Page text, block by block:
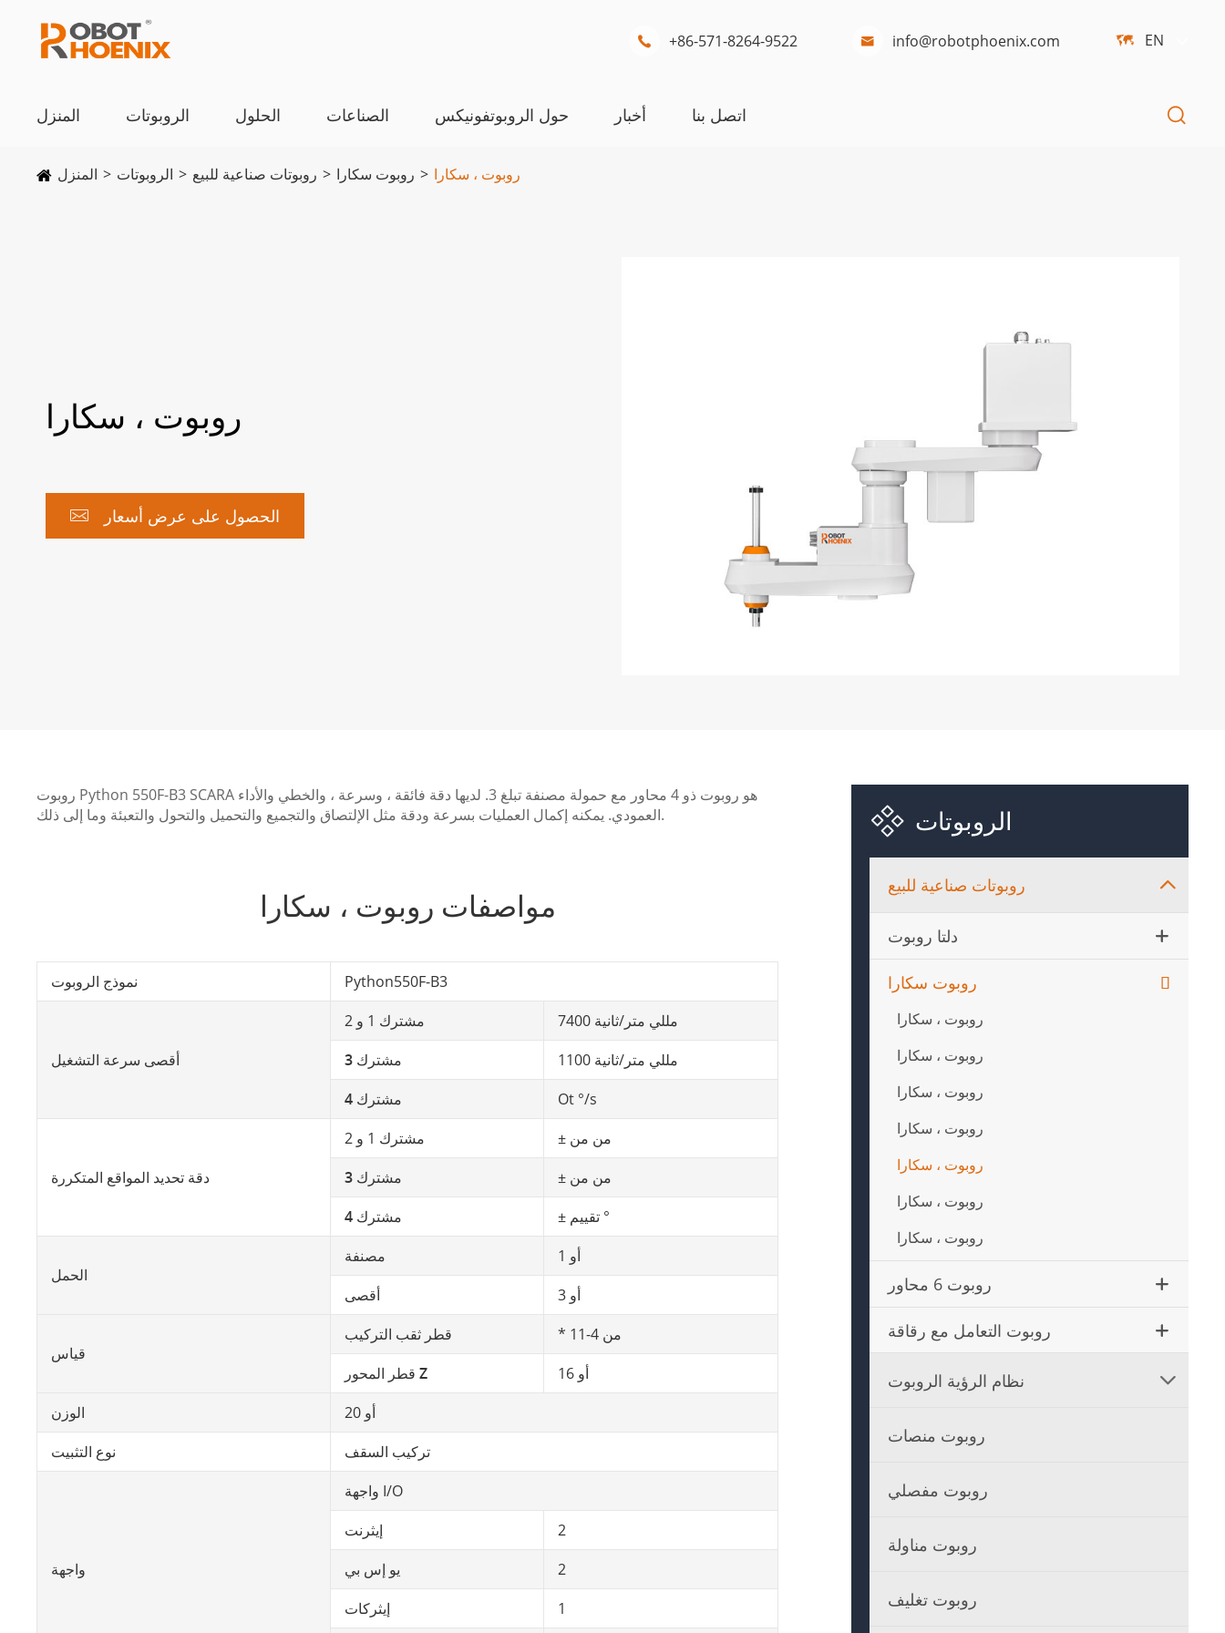
 +86-571-8264-9522  info@robotphoenix.com  EN
المنزل الروبوتات الحلول الصناعات حول الروبوتفونيكس أخبار اتصل بنا 
المنزل الروبوتات روبوتات صناعية للبيع روبوت سكارا روبوت ، سكارا
روبوت ، سكارا
 الحصول على عرض أسعار
روبوت Python 550F-B3 SCARA هو روبوت ذو 4 محاور مع حمولة مصنفة تبلغ 3. لديها دقة فائقة ، وسرعة ، والخطي والأداء
العمودي. يمكنه إكمال العمليات بسرعة ودقة مثل الإلتصاق والتجميع والتحميل والتحول والتعبئة وما إلى ذلك.
مواصفات روبوت ، سكارا
نموذج الروبوت Python550F-B3
أقصى سرعة التشغيل
مشترك 1 و 2
7400 مللي متر/ثانية
مشترك 3
1100 مللي متر/ثانية
مشترك 4
Ot °/s
دقة تحديد المواقع المتكررة
مشترك 1 و 2
± من من
مشترك 3
± من من
مشترك 4
± تقييم °
الحمل
مصنفة
1 أو
أقصى
3 أو
قياس
قطر ثقب التركيب
* من 4-11
قطر المحور Z
16 أو
الوزن
20 أو
نوع التثبيت
تركيب السقف
واجهة
واجهة I/O
إيثرنت
2
يو إس بي
2
إيثركات
1
 الروبوتات
روبوتات صناعية للبيع 
دلتا روبوت
روبوت سكارا
روبوت ، سكارا
روبوت ، سكارا
روبوت ، سكارا
روبوت ، سكارا
روبوت ، سكارا
روبوت ، سكارا
روبوت ، سكارا
روبوت 6 محاور
روبوت التعامل مع رقاقة
نظام الرؤية الروبوت 
روبوت منصات
روبوت مفصلي
روبوت مناولة
روبوت تغليف